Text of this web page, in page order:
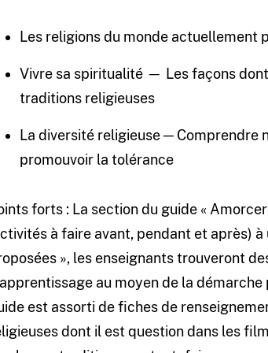
Les religions du monde actuellement
Vivre sa spiritualité ─ Les façons
traditions religieuses
La diversité religieuse ─ Comprendre
promouvoir la tolérance
forts : La section du guide «
à faire avant, pendant et après)
», les enseignants trouveront
au moyen de la
est assorti de fiches de
dont il est question dans les